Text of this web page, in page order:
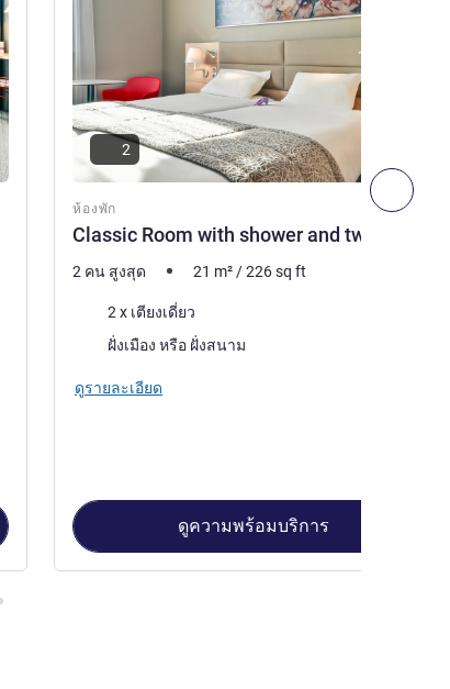
ถัดไป
ห้องพัก
Classic Room with shower and twin beds
2
2 คน สูงสุด 21 m² /226sq ft
เครื่องนอน
2 x เตียงเดี่ยว
ฝั่งเมือง หรือ ฝั่งสนาม
ดูรายละเอียด
ดูความพร้อมบริการ